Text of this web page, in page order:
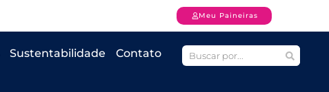
Meu Paineiras
Sustentabilidade Contato